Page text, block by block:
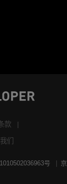
款
们
号
京